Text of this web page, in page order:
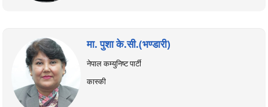
मा. पुशा के.सी.(भण्डारी)
नेपाल कम्युनिष्ट पार्टी
कास्की